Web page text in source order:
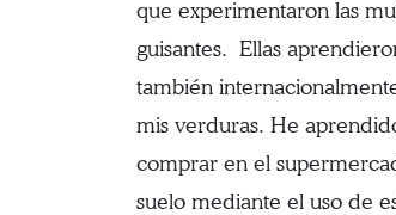
que experimentaron las
guisantes. Ellas
también
mis verduras. He
comprar en el
suelo mediante el uso de